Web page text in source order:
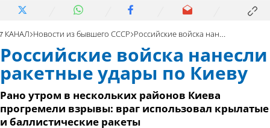
7 КАНАЛ Новости из бывшего СССР Российские войска нанесли ракетные удары по Киеву
Российские войска нанесли
ракетные удары по Киеву
Рано утром в нескольких районов Киева
прогремели взрывы: враг использовал крылатые
и баллистические ракеты